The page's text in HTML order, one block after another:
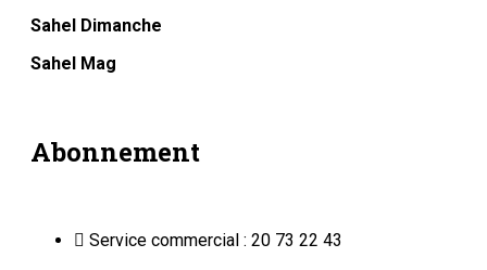
Sahel Dimanche
Sahel Mag
Abonnement
Service commercial : 20 73 22 43